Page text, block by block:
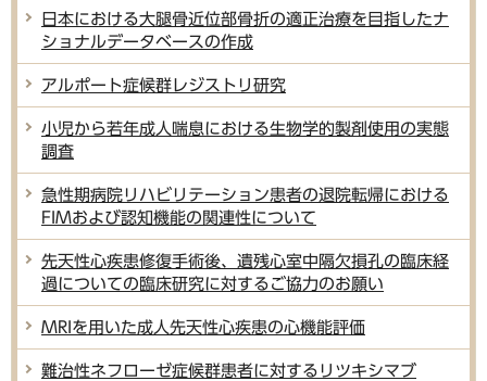
日本における大腿骨近位部骨折の適正治療を目指したナ
ショナルデータベースの作成
アルポート症候群レジストリ研究
小児から若年成人喘息における生物学的製剤使用の実態
調査
急性期病院リハビリテーション患者の退院転帰における
FIMおよび認知機能の関連性について
先天性心疾患修復手術後、遺残心室中隔欠損孔の臨床経
過についての臨床研究に対するご協力のお願い
MRIを用いた成人先天性心疾患の心機能評価
難治性ネフローゼ症候群患者に対するリツキシマブ